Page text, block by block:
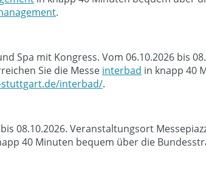
.
Spa mit Kongress. Vom 06.10.2026 bis
Sie die Messe interbad in knapp 40
interbad/.
08.10.2026. Veranstaltungsort
40 Minuten bequem über die